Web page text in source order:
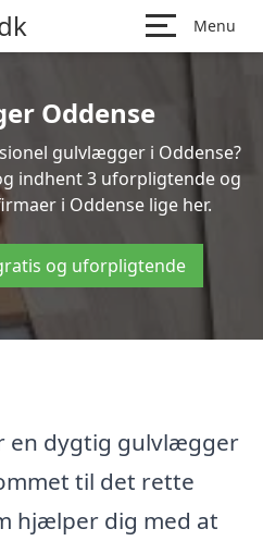
Menu
Oddense
gulvlægger i Oddense?
indhent 3 uforpligtende og
i Oddense lige her.
og uforpligtende
en dygtig gulvlægger
til det rette
hjælper dig med at